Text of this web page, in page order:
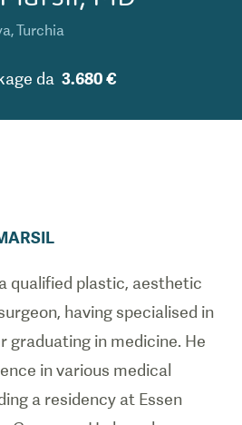
,Turchia
da 3.680 €
qualified plastic, aesthetic
having specialised in
graduating in medicine. He
in various medical
a residency at Essen